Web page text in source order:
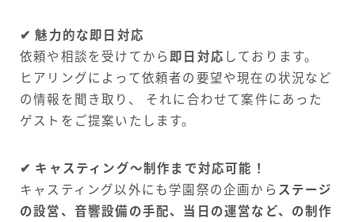
✔︎ 魅力的な即日対応
依頼や相談を受けてから即日対応 しております。
ヒアリングによって依頼者の要望や現在の状況など
の情報を聞き取り、 それに合わせて案件にあった
ゲストをご提案いたします。
✔︎ キャスティング〜制作まで対応可能！
キャスティング以外にも学園祭の企画から ステージ
の設営、音響設備の手配、当日の運営など、の制作